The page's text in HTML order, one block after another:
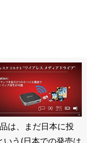
は、まだ日本に投
いう(日本での発売は